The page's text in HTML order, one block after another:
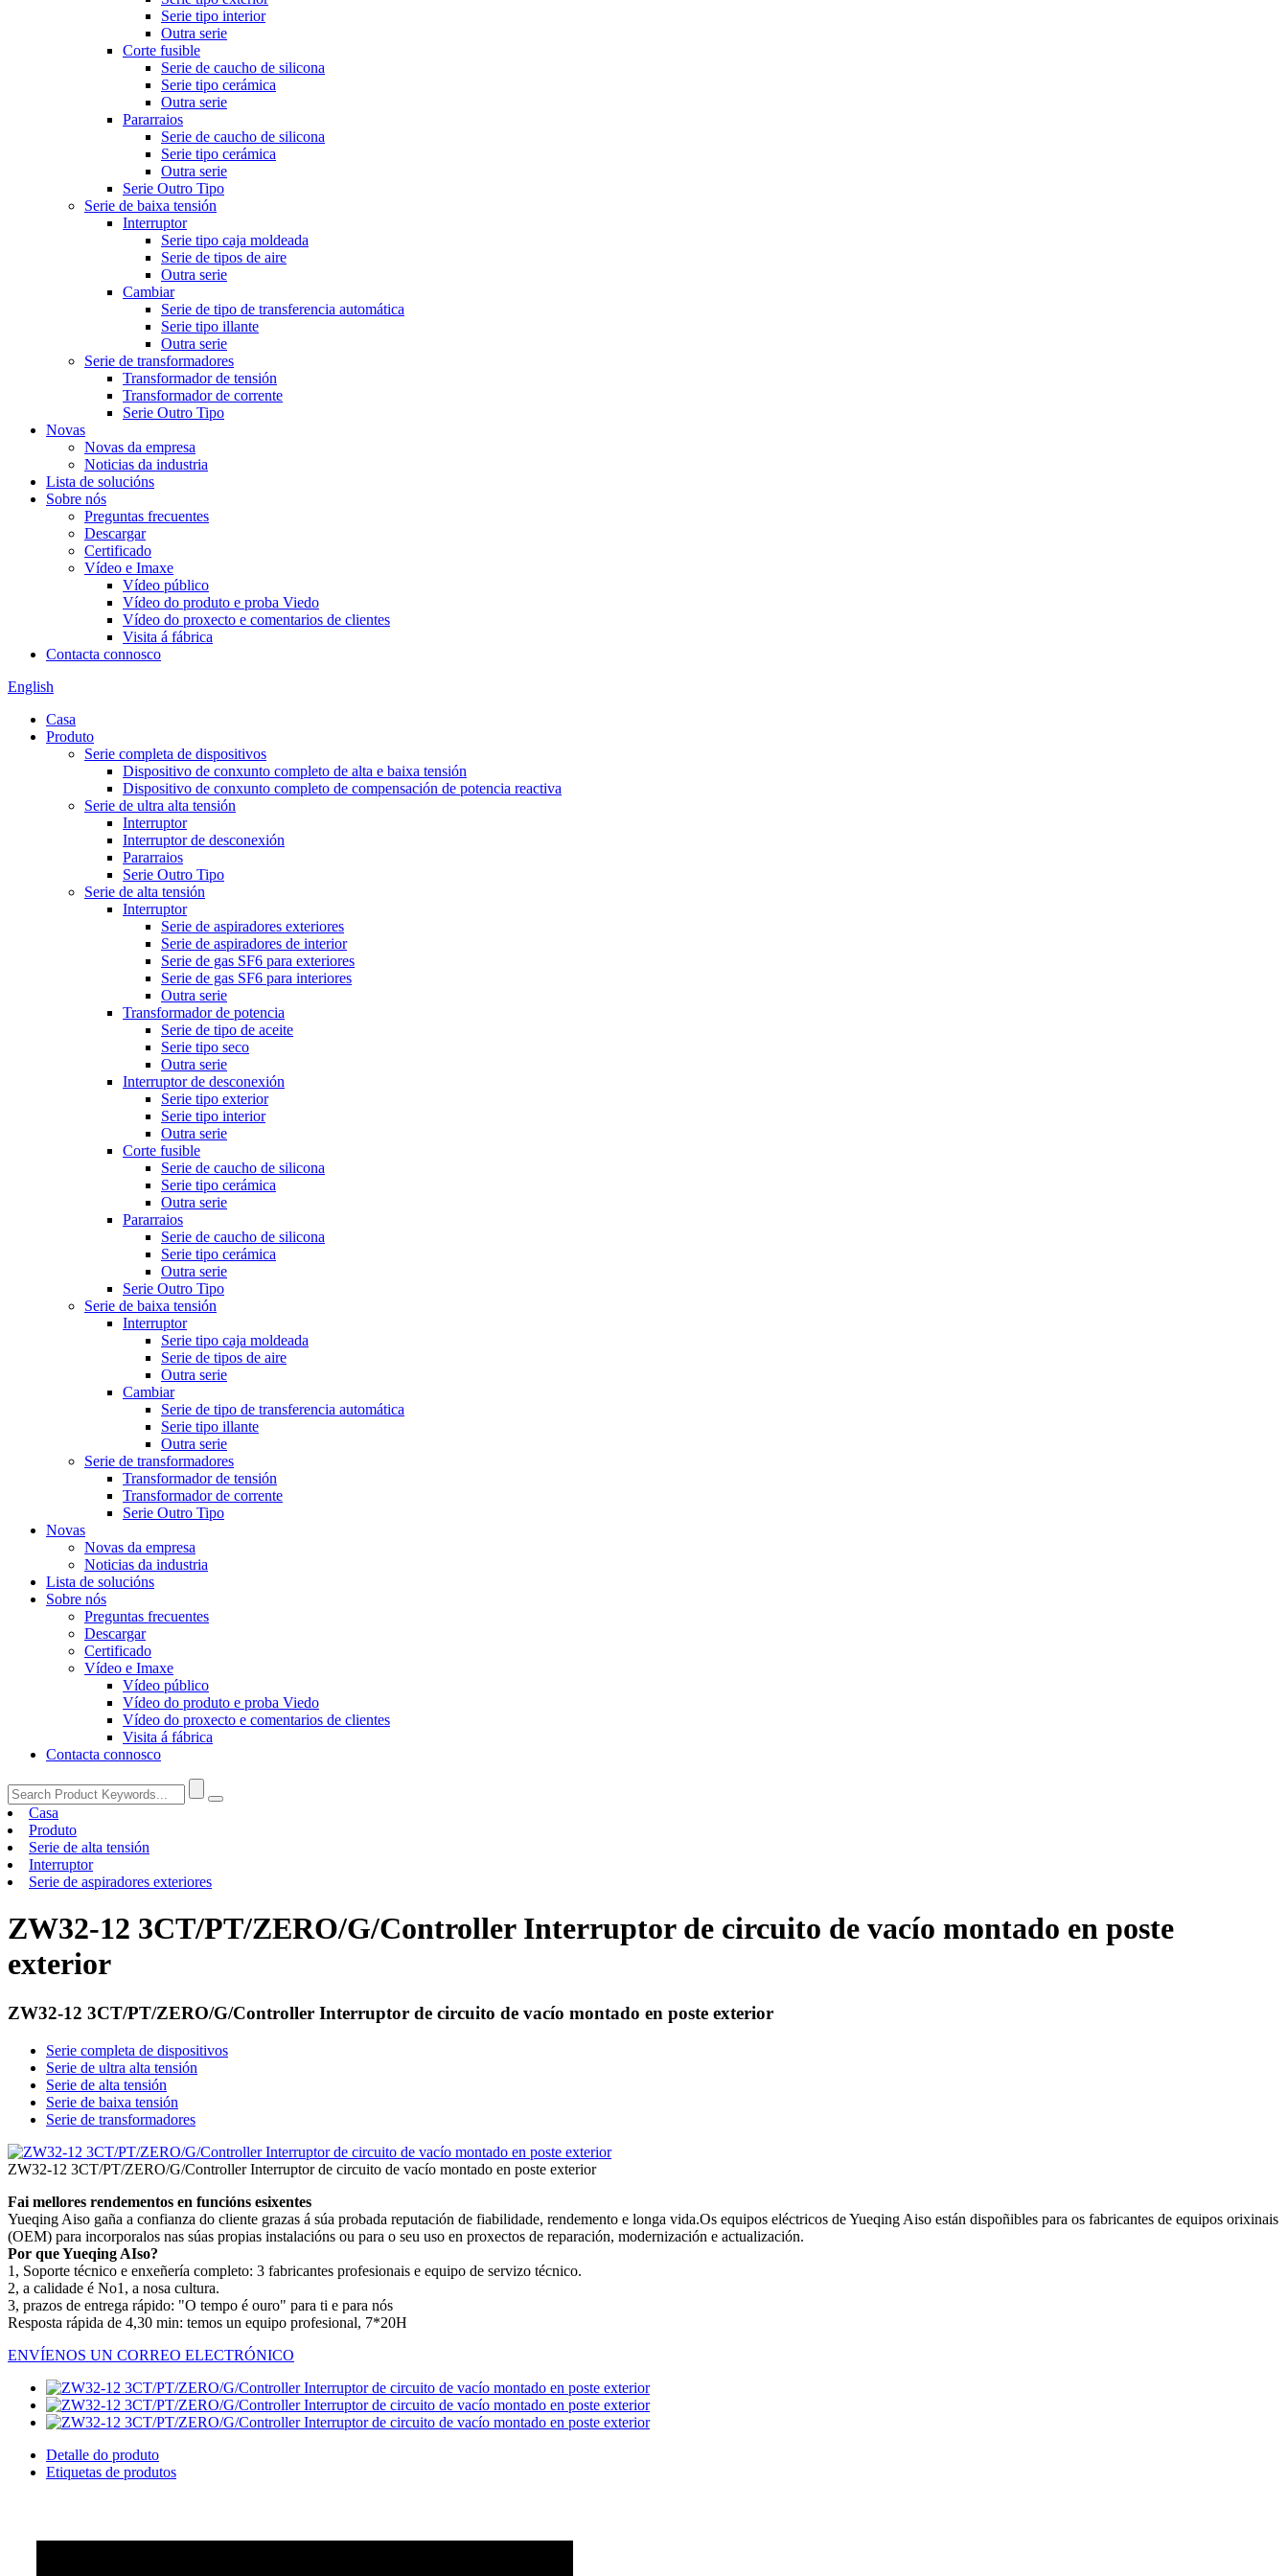
Serie tipo interior
Outra serie
Corte fusible
Serie de caucho de silicona
Serie tipo cerámica
Outra serie
Pararraios
Serie de caucho de silicona
Serie tipo cerámica
Outra serie
Serie Outro Tipo
Serie de baixa tensión
Interruptor
Serie tipo caja moldeada
Serie de tipos de aire
Outra serie
Cambiar
Serie de tipo de transferencia automática
Serie tipo illante
Outra serie
Serie de transformadores
Transformador de tensión
Transformador de corrente
Serie Outro Tipo
Novas
Novas da empresa
Noticias da industria
Lista de solucións
Sobre nós
Preguntas frecuentes
Descargar
Certificado
Vídeo e Imaxe
Vídeo público
Vídeo do produto e proba Viedo
Vídeo do proxecto e comentarios de clientes
Visita á fábrica
Contacta connosco
English
Casa
Produto
Serie completa de dispositivos
Dispositivo de conxunto completo de alta e baixa tensión
Dispositivo de conxunto completo de compensación de potencia reactiva
Serie de ultra alta tensión
Interruptor
Interruptor de desconexión
Pararraios
Serie Outro Tipo
Serie de alta tensión
Interruptor
Serie de aspiradores exteriores
Serie de aspiradores de interior
Serie de gas SF6 para exteriores
Serie de gas SF6 para interiores
Outra serie
Transformador de potencia
Serie de tipo de aceite
Serie tipo seco
Outra serie
Interruptor de desconexión
Serie tipo exterior
Serie tipo interior
Outra serie
Corte fusible
Serie de caucho de silicona
Serie tipo cerámica
Outra serie
Pararraios
Serie de caucho de silicona
Serie tipo cerámica
Outra serie
Serie Outro Tipo
Serie de baixa tensión
Interruptor
Serie tipo caja moldeada
Serie de tipos de aire
Outra serie
Cambiar
Serie de tipo de transferencia automática
Serie tipo illante
Outra serie
Serie de transformadores
Transformador de tensión
Transformador de corrente
Serie Outro Tipo
Novas
Novas da empresa
Noticias da industria
Lista de solucións
Sobre nós
Preguntas frecuentes
Descargar
Certificado
Vídeo e Imaxe
Vídeo público
Vídeo do produto e proba Viedo
Vídeo do proxecto e comentarios de clientes
Visita á fábrica
Contacta connosco
Casa
Produto
Serie de alta tensión
Interruptor
Serie de aspiradores exteriores
ZW32-12 3CT/PT/ZERO/G/Controller Interruptor de circuito de vacío montado en poste
exterior
ZW32-12 3CT/PT/ZERO/G/Controller Interruptor de circuito de vacío montado en poste exterior
Serie completa de dispositivos
Serie de ultra alta tensión
Serie de alta tensión
Serie de baixa tensión
Serie de transformadores
ZW32-12 3CT/PT/ZERO/G/Controller Interruptor de circuito de vacío montado en poste exterior
Fai mellores rendementos en funcións esixentes
Yueqing Aiso gaña a confianza do cliente grazas á súa probada reputación de fiabilidade, rendemento e longa vida.Os equipos eléctricos de Yueqing Aiso están dispoñibles para os fabricantes de equipos orixinais
(OEM) para incorporalos nas súas propias instalacións ou para o seu uso en proxectos de reparación, modernización e actualización.
Por que Yueqing AIso?
1, Soporte técnico e enxeñería completo: 3 fabricantes profesionais e equipo de servizo técnico.
2, a calidade é No1, a nosa cultura.
3, prazos de entrega rápido: "O tempo é ouro" para ti e para nós
Resposta rápida de 4,30 min: temos un equipo profesional, 7*20H
ENVÍENOS UN CORREO ELECTRÓNICO
Detalle do produto
Etiquetas de produtos